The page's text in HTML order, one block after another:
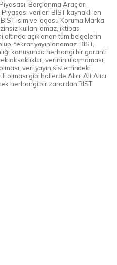
Borçlanma Araçları
verileri BIST kaynaklı en
isim ve logosu Koruma Marka
kullanılamaz, iktibas
altında açıklanan tüm belgelerin
tekrar yayınlanamaz. BIST,
konusunda herhangi bir garanti
aksaklıklar, verinin ulaşmaması,
veri yayın sistemindeki
gibi hallerde Alıcı, Alt Alıcı
herhangi bir zarardan BIST